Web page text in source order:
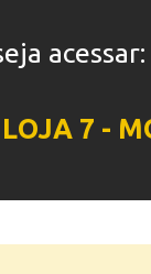
acessar:
LOJA 7 -